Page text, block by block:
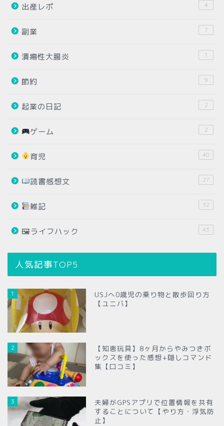
出産レポ 4
副業 7
潰瘍性大腸炎 1
節約 9
起業の日記 2
ゲーム 2
育児 40
読書感想文 27
雑記 32
🖼ライフハック 43
人気記事TOP5
1
USJへ0歳児の乗り物と散歩回り方
【ユニバ】
2
【知恵玩具】8ヶ月からやみつきボ
ックスを使った感想+隠しコマンド
集【口コミ】
3
夫婦がGPSアプリで位置情報を共有
することについて【やり方・浮気防
止】